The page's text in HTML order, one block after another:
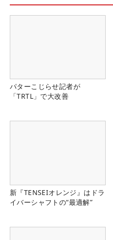
パターこじらせ記者が
「TRTL」で大改善
新『TENSEIオレンジ』はドラ
イバーシャフトの“最適解”